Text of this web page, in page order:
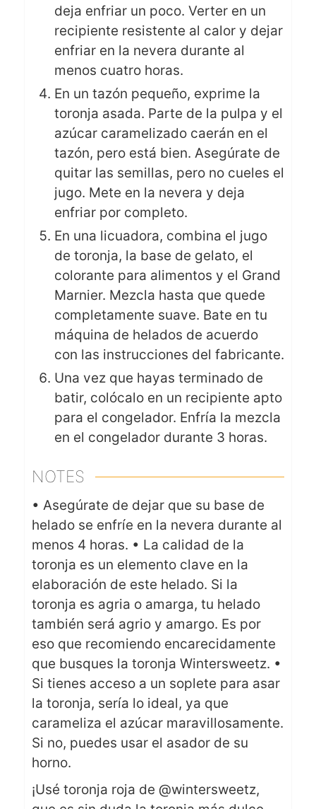
deja enfriar un poco. Verter en un
recipiente resistente al calor y dejar
enfriar en la nevera durante al
menos cuatro horas.
En un tazón pequeño, exprime la
toronja asada. Parte de la pulpa y el
azúcar caramelizado caerán en el
tazón, pero está bien. Asegúrate de
quitar las semillas, pero no cueles el
jugo. Mete en la nevera y deja
enfriar por completo.
En una licuadora, combina el jugo
de toronja, la base de gelato, el
colorante para alimentos y el Grand
Marnier. Mezcla hasta que quede
completamente suave. Bate en tu
máquina de helados de acuerdo
con las instrucciones del fabricante.
Una vez que hayas terminado de
batir, colócalo en un recipiente apto
para el congelador. Enfría la mezcla
en el congelador durante 3 horas.
NOTES
• Asegúrate de dejar que su base de
helado se enfríe en la nevera durante al
menos 4 horas. • La calidad de la
toronja es un elemento clave en la
elaboración de este helado. Si la
toronja es agria o amarga, tu helado
también será agrio y amargo. Es por
eso que recomiendo encarecidamente
que busques la toronja Wintersweetz. •
Si tienes acceso a un soplete para asar
la toronja, sería lo ideal, ya que
carameliza el azúcar maravillosamente.
Si no, puedes usar el asador de su
horno.
¡Usé toronja roja de @wintersweetz,